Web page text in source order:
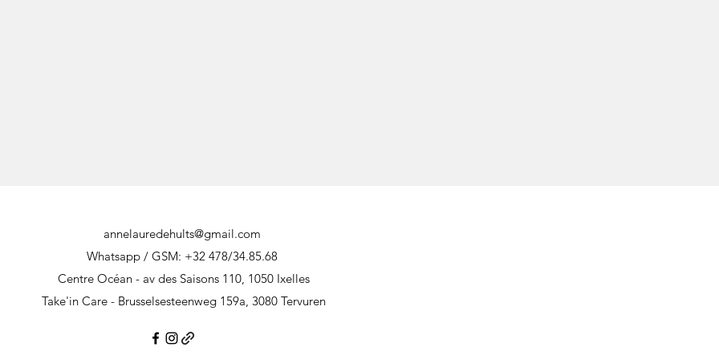
annelauredehults@gmail.com
Whatsapp / GSM: +32 478/34.85.68
Centre Océan - av des Saisons 110, 1050 Ixelles
Take'in Care - Brusselsesteenweg 159a, 3080 Tervuren